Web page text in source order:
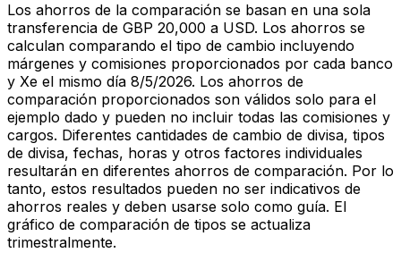
Los ahorros de la comparación se basan en una sola
transferencia de GBP 20,000 a USD. Los ahorros se
calculan comparando el tipo de cambio incluyendo
márgenes y comisiones proporcionados por cada banco
y Xe el mismo día 8/5/2026. Los ahorros de
comparación proporcionados son válidos solo para el
ejemplo dado y pueden no incluir todas las comisiones y
cargos. Diferentes cantidades de cambio de divisa, tipos
de divisa, fechas, horas y otros factores individuales
resultarán en diferentes ahorros de comparación. Por lo
tanto, estos resultados pueden no ser indicativos de
ahorros reales y deben usarse solo como guía. El
gráfico de comparación de tipos se actualiza
trimestralmente.